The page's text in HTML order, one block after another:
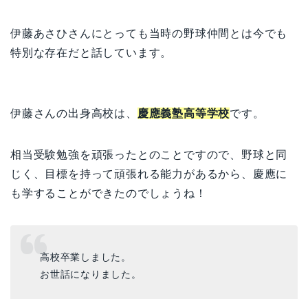
伊藤あさひさんにとっても当時の野球仲間とは今でも
特別な存在だと話しています。
伊藤さんの出身高校は、 慶應義塾高等学校です。
相当受験勉強を頑張ったとのことですので、野球と同
じく、目標を持って頑張れる能力があるから、慶應に
も学することができたのでしょうね！
高校卒業しました。
お世話になりました。